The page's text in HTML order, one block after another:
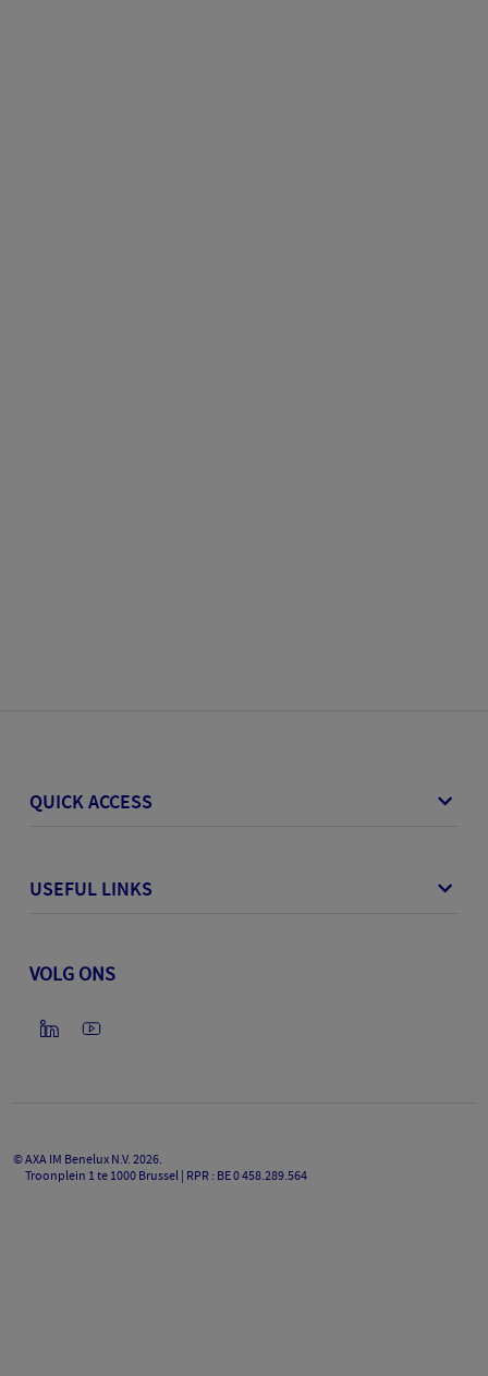
QUICK ACCESS
USEFUL LINKS
VOLG ONS
©AXA IM Benelux N.V.2026.
Troonplein 1 te 1000 Brussel | RPR : BE 0 458.289.564